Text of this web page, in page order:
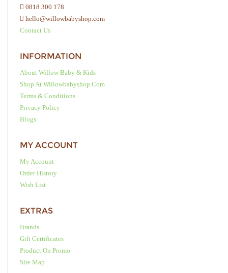
0818 300 178
hello@willowbabyshop.com
Contact Us
INFORMATION
About Willow Baby & Kids
Shop At Willowbabyshop.com
Terms & Conditions
Privacy Policy
Blogs
MY ACCOUNT
My Account
Order History
Wish List
EXTRAS
Brands
Gift Certificates
Product On Promo
Site Map